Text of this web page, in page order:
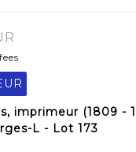
imprimeur (1809 -
L - Lot 173